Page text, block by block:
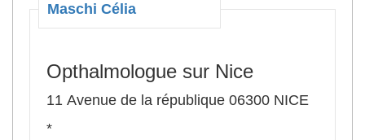
Maschi Célia
Opthalmologue sur Nice
11 Avenue de la république 06300 NICE
*